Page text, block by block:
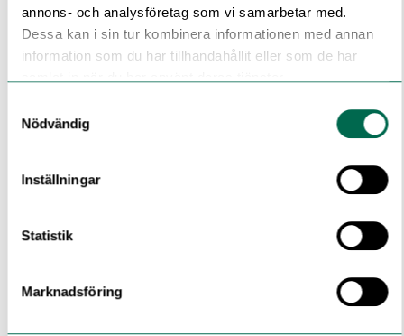
annons- och analysföretag som vi samarbetar med.
Dessa kan i sin tur kombinera informationen med annan
information som du har tillhandahållit eller som de har
Nödvändig
Inställningar
Statistik
Marknadsföring
Asha
Gusto
Jaxx